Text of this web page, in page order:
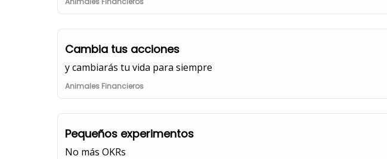
Cambia tus acciones
y cambiarás tu vida para siempre
Animales Financieros
Pequeños experimentos
No más OKRs